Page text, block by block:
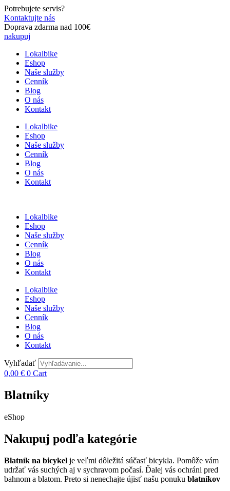
Preskočiť
na
obsah
Potrebujete servis?
Kontaktujte nás
Doprava zdarma nad 100€
nakupuj
Lokalbike
Eshop
Naše služby
Cenník
Blog
O nás
Kontakt
Lokalbike
Eshop
Naše služby
Cenník
Blog
O nás
Kontakt
Lokalbike
Eshop
Naše služby
Cenník
Blog
O nás
Kontakt
Lokalbike
Eshop
Naše služby
Cenník
Blog
O nás
Kontakt
Vyhľadať
0,00 € 0 Cart
Blatníky
eShop
Nakupuj podľa kategórie
Blatník na bicykel je veľmi dôležitá súčasť bicykla. Pomôže vám
udržať vás suchých aj v sychravom počasí. Ďalej vás ochráni pred
bahnom a blatom. Preto si nenechajte újisť našu ponuku blatníkov